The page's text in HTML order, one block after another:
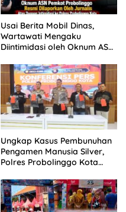
Usai Berita Mobil Dinas,
Wartawati Mengaku
Diintimidasi oleh Oknum ASN
Tempuh Jalur Hukum
Ungkap Kasus Pembunuhan
Pengamen Manusia Silver,
Polres Probolinggo Kota